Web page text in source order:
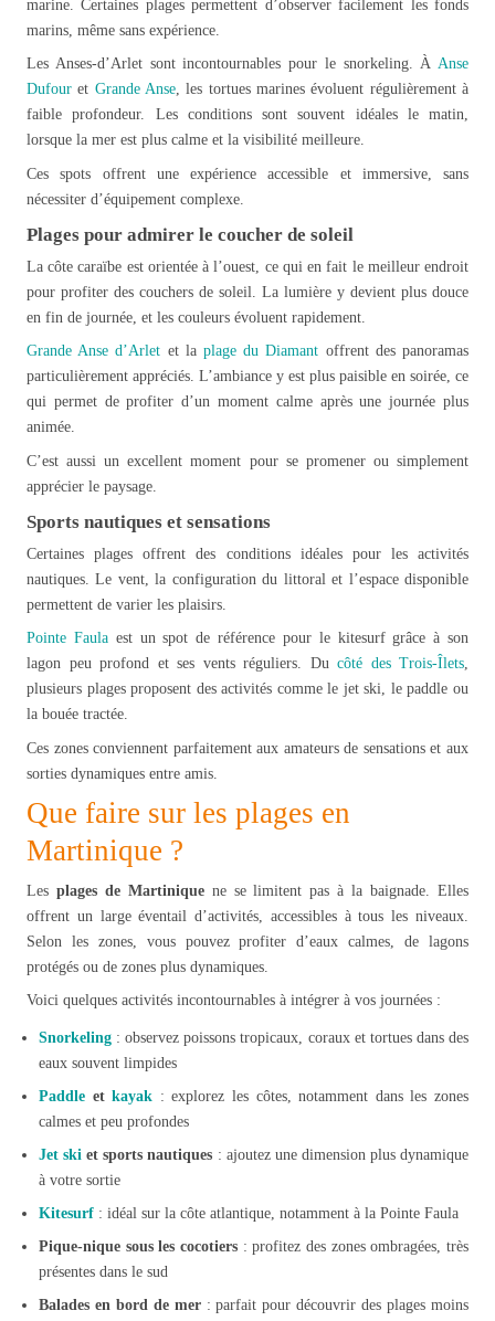
marine. Certaines plages permettent d’observer facilement les fonds
marins, même sans expérience.
Les Anses-d’Arlet sont incontournables pour le snorkeling. À Anse
Dufour et Grande Anse, les tortues marines évoluent régulièrement à
faible profondeur. Les conditions sont souvent idéales le matin,
lorsque la mer est plus calme et la visibilité meilleure.
Ces spots offrent une expérience accessible et immersive, sans
nécessiter d’équipement complexe.
Plages pour admirer le coucher de soleil
La côte caraïbe est orientée à l’ouest, ce qui en fait le meilleur endroit
pour profiter des couchers de soleil. La lumière y devient plus douce
en fin de journée, et les couleurs évoluent rapidement.
Grande Anse d’Arlet et laplage du Diamant offrent des panoramas
particulièrement appréciés. L’ambiance y est plus paisible en soirée, ce
qui permet de profiter d’un moment calme après une journée plus
animée.
C’est aussi un excellent moment pour se promener ou simplement
apprécier le paysage.
Sports nautiques et sensations
Certaines plages offrent des conditions idéales pour les activités
nautiques. Le vent, la configuration du littoral et l’espace disponible
permettent de varier les plaisirs.
Pointe Faulaest un spot de référence pour le kitesurf grâce à son
lagon peu profond et ses vents réguliers. Du côté des Trois-Îlets,
plusieurs plages proposent des activités comme le jet ski, le paddle ou
la bouée tractée.
Ces zones conviennent parfaitement aux amateurs de sensations et aux
sorties dynamiques entre amis.
Que faire sur les plages en
Martinique ?
Les plages de Martiniquene se limitent pas à la baignade. Elles
offrent un large éventail d’activités, accessibles à tous les niveaux.
Selon les zones, vous pouvez profiter d’eaux calmes, de lagons
protégés ou de zones plus dynamiques.
Voici quelques activités incontournables à intégrer à vos journées :
Snorkeling : observez poissons tropicaux, coraux et tortues dans des
eaux souvent limpides
Paddle etkayak : explorez les côtes, notamment dans les zones
calmes et peu profondes
Jet ski et sports nautiques : ajoutez une dimension plus dynamique
à votre sortie
Kitesurf : idéal sur la côte atlantique, notamment à la Pointe Faula
Pique-nique sous les cocotiers : profitez des zones ombragées, très
présentes dans le sud
Balades en bord de mer: parfait pour découvrir des plages moins